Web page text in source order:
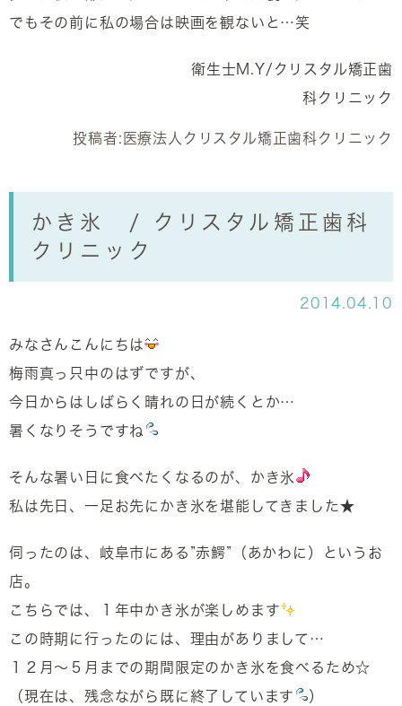
でもその前に私の場合は映画を観ないと…笑
衛生士M.Y/クリスタル矯正歯
科クリニック
投稿者: 医療法人クリスタル矯正歯科クリニック
かき氷 / クリスタル矯正歯科
クリニック
2014.04.10
みなさんこんにちは
梅雨真っ只中のはずですが、
今日からはしばらく晴れの日が続くとか…
暑くなりそうですね
そんな暑い日に食べたくなるのが、かき氷
私は先日、一足お先にかき氷を堪能してきました★
伺ったのは、岐阜市にある”赤鰐”（あかわに）というお
店。
こちらでは、１年中かき氷が楽しめます
この時期に行ったのには、理由がありまして…
１２月～５月までの期間限定のかき氷を食べるため☆
（現在は、残念ながら既に終了しています
）